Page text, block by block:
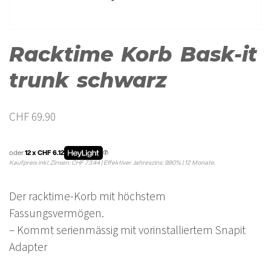
Racktime Korb Bask-it
trunk schwarz
CHF 69.90
oder12 x CHF 6.12
Kaufpreis inkl. Zinsen: CHF 73.44 | Effektiver Jahreszins: 9.90% | 12 Monate.
Der racktime-Korb mit höchstem
Fassungsvermögen.
– Kommt serienmässig mit vorinstalliertem Snapit
Adapter